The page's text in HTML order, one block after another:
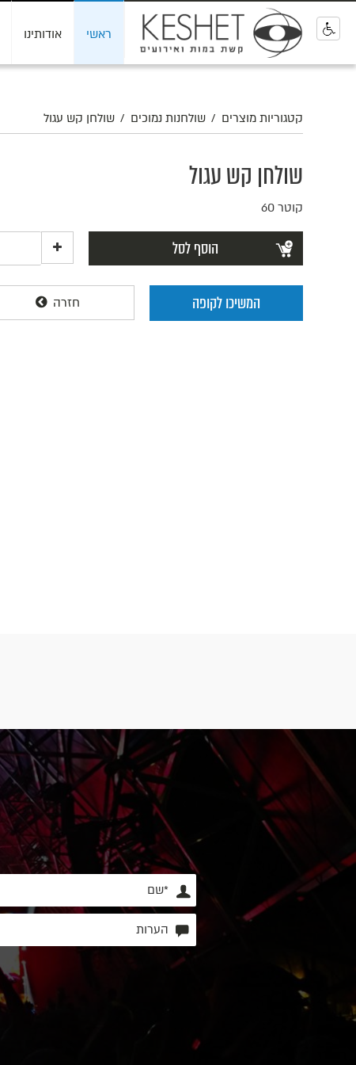
ראשי אודותינו
קטגוריות מוצרים / שולחנות נמוכים / שולחן קש עגול
שולחן קש עגול
קוטר 60
הוסף לסל
המשיכו לקופה חזרה